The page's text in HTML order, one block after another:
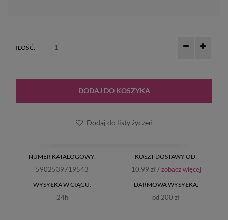
NUMER KATALOGOWY:
5902539719543
WYSYŁKA W CIĄGU:
24h
KOSZT DOSTAWY OD:
10.99 zł /zobacz więcej
DARMOWA WYSYŁKA:
od 200 zł
ILOŚĆ:
DODAJ DO KOSZYKA
Dodaj do listy życzeń